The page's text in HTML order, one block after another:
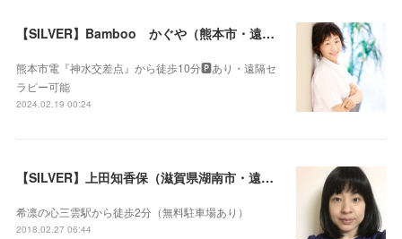
【SILVER】Bamboo かぐや（熊本市・遠隔セラピー可）
熊本市電『神水交差点』から徒歩10分🅿️あり・遠隔セ
ラピー可能
2024.02.19 00:24
【SILVER】上田知香保（滋賀県湖南市・遠隔セラピー可）
希凛の心三雲駅から徒歩2分（無料駐車場あり）
2018.02.27 06:44